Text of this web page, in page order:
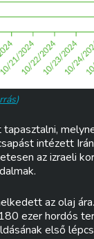
)
intézett
az izraeli
az olaj
ezer hordós
első